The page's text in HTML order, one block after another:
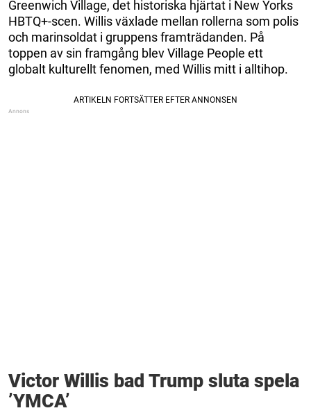
Greenwich Village, det historiska hjärtat i New Yorks
HBTQ+-scen. Willis växlade mellan rollerna som polis
och marinsoldat i gruppens framträdanden. På
toppen av sin framgång blev Village People ett
globalt kulturellt fenomen, med Willis mitt i alltihop.
Victor Willis bad Trump sluta spela
’YMCA’